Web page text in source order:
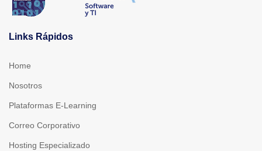
Links Rápidos
Home
Nosotros
Plataformas E-Learning
Correo Corporativo
Hosting Especializado